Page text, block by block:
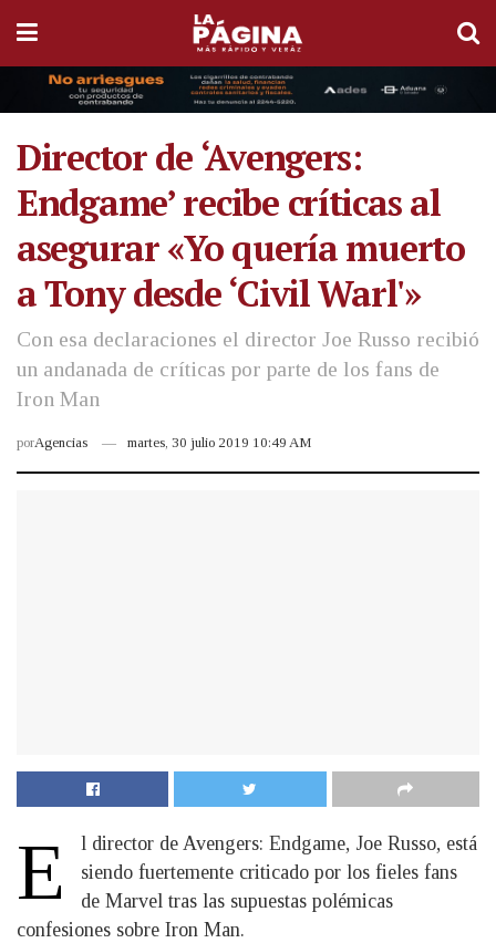
Director de ‘Avengers:
Endgame’ recibe críticas al
asegurar «Yo quería muerto
a Tony desde ‘Civil Warl'»
Con esa declaraciones el director Joe Russo recibió
un andanada de críticas por parte de los fans de
Iron Man
porAgencias martes, 30 julio 2019 10:49 AM
E
l director de Avengers: Endgame, Joe Russo, está
siendo fuertemente criticado por los fieles fans
de Marvel tras las supuestas polémicas
confesiones sobre Iron Man.